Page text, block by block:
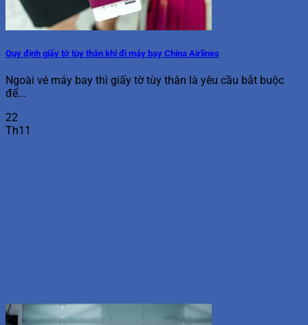
Quy định giấy tờ tùy thân khi đi máy bay China Airlines
Ngoài vé máy bay thì giấy tờ tùy thân là yêu cầu bắt buộc
để...
22
Th11